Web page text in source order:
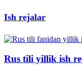
Ish rejalar
Rus tili yillik ish